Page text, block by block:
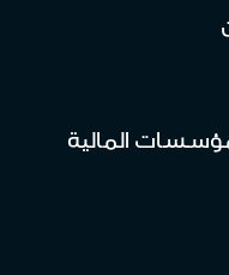
المالية